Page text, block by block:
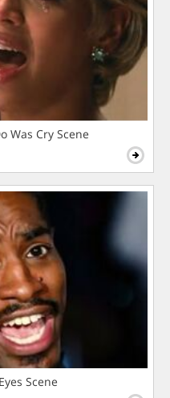
Was Cry Scene
Scene